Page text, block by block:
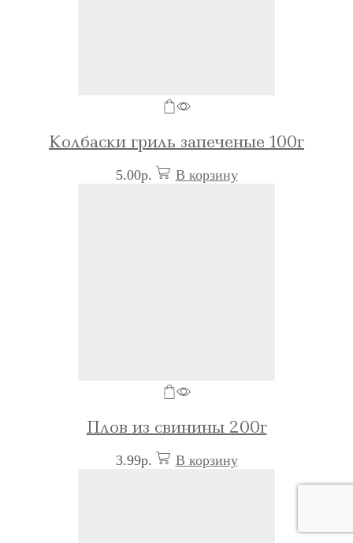
Колбаски гриль запеченые 100г
5.00р. В корзину
Плов из свинины 200г
3.99р. В корзину